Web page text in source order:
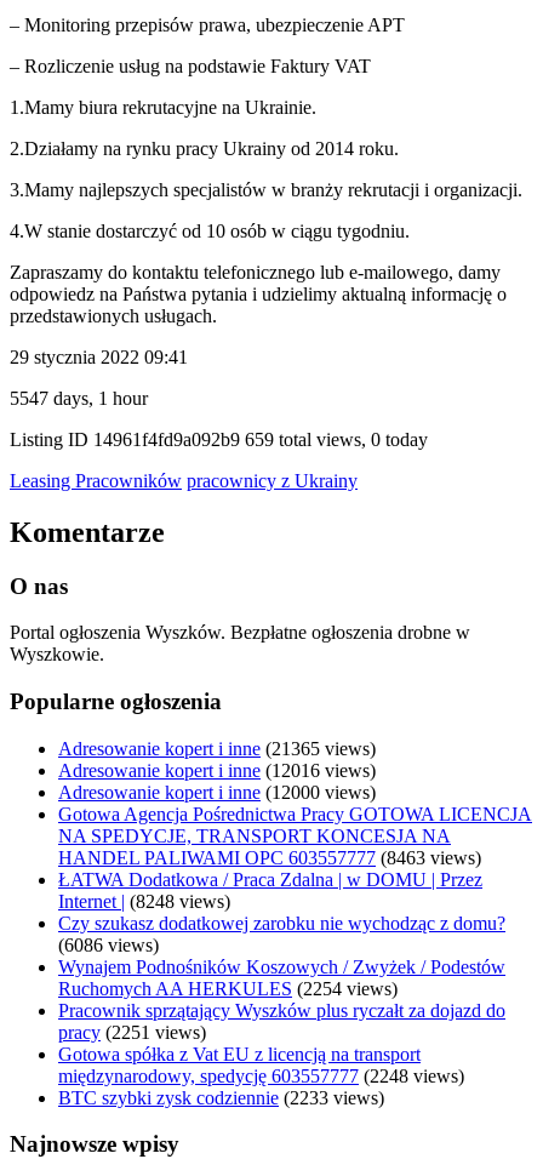
– Monitoring przepisów prawa, ubezpieczenie APT
– Rozliczenie usług na podstawie Faktury VAT
1.Mamy biura rekrutacyjne na Ukrainie.
2.Działamy na rynku pracy Ukrainy od 2014 roku.
3.Mamy najlepszych specjalistów w branży rekrutacji i organizacji.
4.W stanie dostarczyć od 10 osób w ciągu tygodniu.
Zapraszamy do kontaktu telefonicznego lub e-mailowego, damy
odpowiedz na Państwa pytania i udzielimy aktualną informację o
przedstawionych usługach.
29 stycznia 2022 09:41
5547 days, 1 hour
Listing ID 14961f4fd9a092b9 659 total views, 0 today
Leasing Pracowników pracownicy z Ukrainy
Komentarze
O nas
Portal ogłoszenia Wyszków. Bezpłatne ogłoszenia drobne w
Wyszkowie.
Popularne ogłoszenia
Adresowanie kopert i inne (21365 views)
Adresowanie kopert i inne (12016 views)
Adresowanie kopert i inne (12000 views)
Gotowa Agencja Pośrednictwa Pracy GOTOWA LICENCJA
NA SPEDYCJE, TRANSPORT KONCESJA NA
HANDEL PALIWAMI OPC 603557777 (8463 views)
ŁATWA Dodatkowa / Praca Zdalna | w DOMU | Przez
Internet | (8248 views)
Czy szukasz dodatkowej zarobku nie wychodząc z domu?
(6086 views)
Wynajem Podnośników Koszowych / Zwyżek / Podestów
Ruchomych AA HERKULES (2254 views)
Pracownik sprzątający Wyszków plus ryczałt za dojazd do
pracy (2251 views)
Gotowa spółka z Vat EU z licencją na transport
międzynarodowy, spedycję 603557777 (2248 views)
BTC szybki zysk codziennie (2233 views)
Najnowsze wpisy